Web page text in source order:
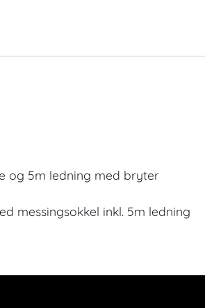
og 5m ledning med bryter
messingsokkel inkl. 5m ledning